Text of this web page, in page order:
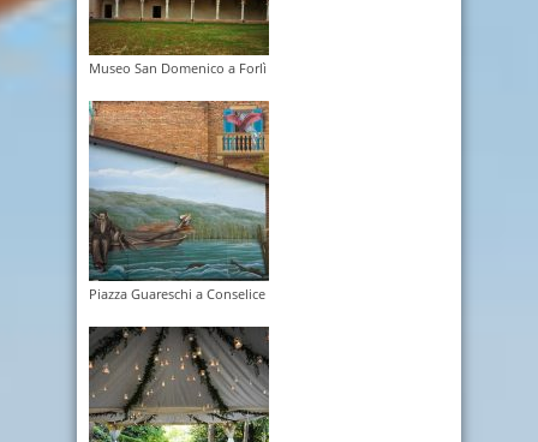
Museo San Domenico a Forlì
Piazza Guareschi a Conselice